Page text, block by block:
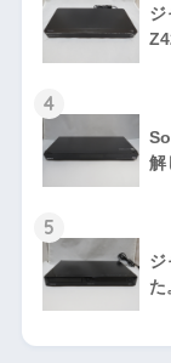
ジ
4
解
5
ジ
た